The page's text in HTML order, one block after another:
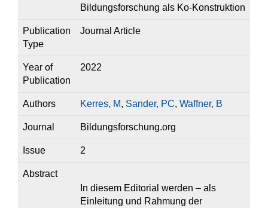
Bildungsforschung als Ko-Konstruktion
Publication
Type
Journal Article
Year of
Publication
2022
Authors Kerres, M, Sander, PC, Waffner, B
Journal Bildungsforschung.org
Issue 2
Abstract
In diesem Editorial werden – als
Einleitung und Rahmung der